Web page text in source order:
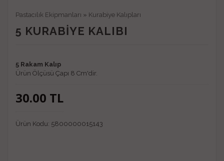
Pastacılık Ekipmanları » Kurabiye Kalıpları
5 KURABIYE KALIBI
5 Rakam Kalıp
Ürün Ölçüsü Çapı 8 Cm'dir.
30.00 TL
Ürün Kodu: 5800000015143